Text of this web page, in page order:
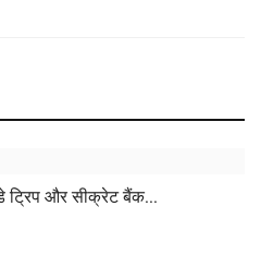
ट्रिप और सीक्रेट बैंक...